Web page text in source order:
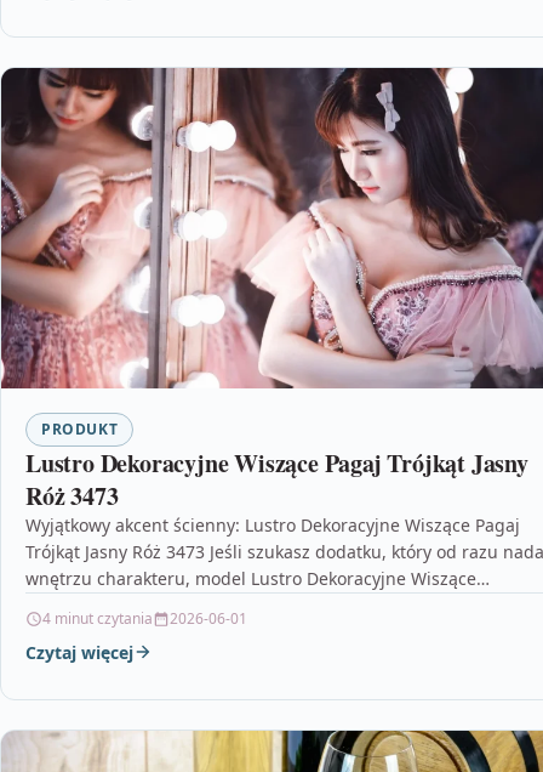
PRODUKT
Lustro Dekoracyjne Wiszące Pagaj Trójkąt Jasny
Róż 3473
Wyjątkowy akcent ścienny: Lustro Dekoracyjne Wiszące Pagaj
Trójkąt Jasny Róż 3473 Jeśli szukasz dodatku, który od razu nada
wnętrzu charakteru, model Lustro Dekoracyjne Wiszące…
4 minut czytania 2026-06-01
Czytaj więcej